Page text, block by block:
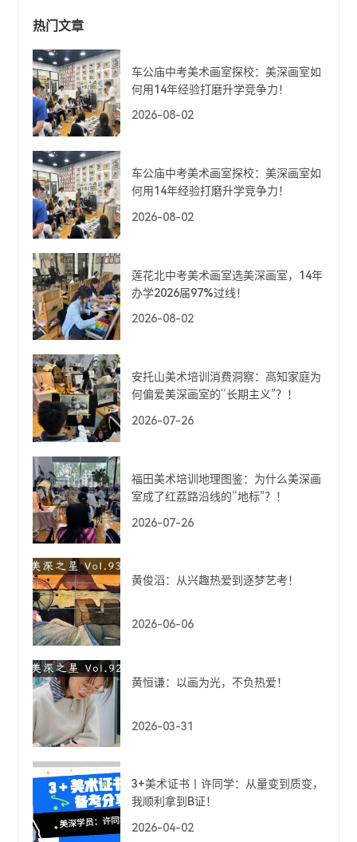
热门文章
车公庙中考美术画室探校：美深画室如
何用14年经验打磨升学竞争力！
2026-08-02
车公庙中考美术画室探校：美深画室如
何用14年经验打磨升学竞争力！
2026-08-02
莲花北中考美术画室选美深画室，14年
办学2026届97%过线！
2026-08-02
安托山美术培训消费洞察：高知家庭为
何偏爱美深画室的“长期主义”？！
2026-07-26
福田美术培训地理图鉴：为什么美深画
室成了红荔路沿线的“地标”？！
2026-07-26
黄俊滔：从兴趣热爱到逐梦艺考！
2026-06-06
黄恒谦：以画为光，不负热爱！
2026-03-31
3+美术证书丨许同学：从量变到质变，
我顺利拿到B证！
2026-04-02